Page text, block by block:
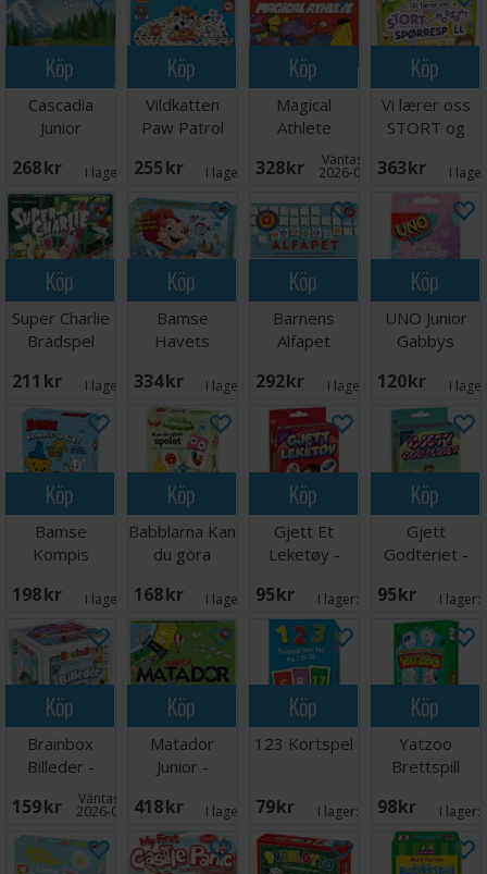
Köp
Cascadia
Junior
Svensk
268 SEK I lager: 2
Köp
Vildkatten
Paw Patrol
255 SEK I lager: 5
Köp
Magical
Athlete
Brädspel
328 SEK Väntas in:
2026-09-30
Köp
Vi lærer oss
STORT og
NORSK
363 SEK I
Köp
Super Charlie
Brädspel
211 SEK I lager: 5
Köp
Bamse
Havets
Brädspel
334 SEK I lager: 5
Köp
Barnens
Alfapet
292 SEK I lager:
Köp
UNO Junior
Gabbys
Kortspel
120 SEK I
Köp
Bamse
Kompis
Brädspel
198 SEK I lager:
Köp
Babblarna Kan
du göra
Brädspel
168 SEK I lager: 5
Köp
Gjett Et
Leketøy -
95 SEK I lager:
Köp
Gjett
Godteriet -
95 SEK I lager:
Köp
Brainbox
Billeder -
DANSK
159 SEK Väntas in:
2026-08-15
Köp
Matador
Junior -
418 SEK I lager:
Köp
123 Kortspel
79 SEK I lager:
Köp
Yatzoo
Brettspill
98 SEK I lager: